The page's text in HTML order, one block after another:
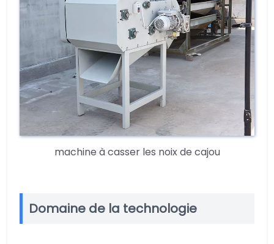
machine à casser les noix de cajou
Domaine de la technologie